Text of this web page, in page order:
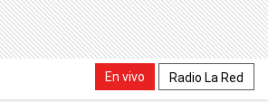
En vivo Radio La Red